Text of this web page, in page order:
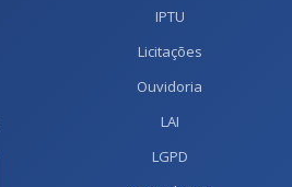
IPTU
Licitações
Ouvidoria
LAI
LGPD